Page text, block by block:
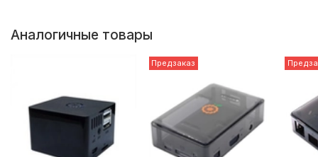
Аналогичные товары
Предзаказ